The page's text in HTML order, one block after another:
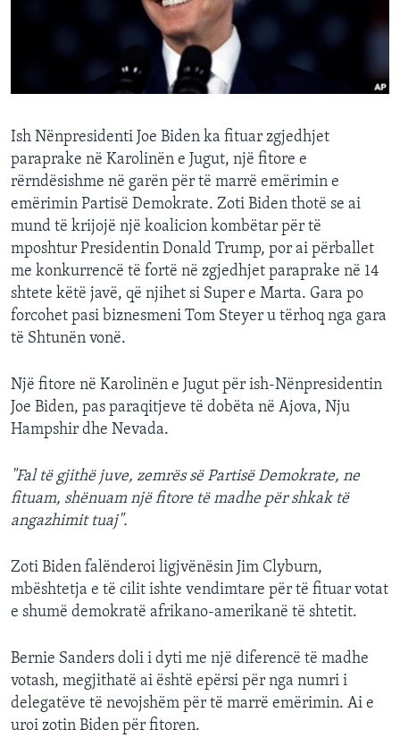
Ish Nënpresidenti Joe Biden ka fituar zgjedhjet
paraprake në Karolinën e Jugut, një fitore e
rërndësishme në garën për të marrë emërimin e
emërimin Partisë Demokrate. Zoti Biden thotë se ai
mund të krijojë një koalicion kombëtar për të
mposhtur Presidentin Donald Trump, por ai përballet
me konkurrencë të fortë në zgjedhjet paraprake në 14
shtete këtë javë, që njihet si Super e Marta. Gara po
forcohet pasi biznesmeni Tom Steyer u tërhoq nga gara
të Shtunën vonë.
Një fitore në Karolinën e Jugut për ish-Nënpresidentin
Joe Biden, pas paraqitjeve të dobëta në Ajova, Nju
Hampshir dhe Nevada.
"Fal të gjithë juve, zemrës së Partisë Demokrate, ne
fituam, shënuam një fitore të madhe për shkak të
angazhimit tuaj".
Zoti Biden falënderoi ligjvënësin Jim Clyburn,
mbështetja e të cilit ishte vendimtare për të fituar votat
e shumë demokratë afrikano-amerikanë të shtetit.
Bernie Sanders doli i dyti me një diferencë të madhe
votash, megjithatë ai është epërsi për nga numri i
delegatëve të nevojshëm për të marrë emërimin. Ai e
uroi zotin Biden për fitoren.